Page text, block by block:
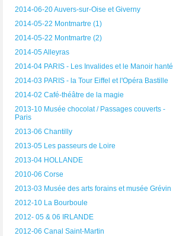
2014-06-20 Auvers-sur-Oise et Giverny
2014-05-22 Montmartre (1)
2014-05-22 Montmartre (2)
2014-05 Alleyras
2014-04 PARIS - Les Invalides et le Manoir hanté
2014-03 PARIS - la Tour Eiffel et l'Opéra Bastille
2014-02 Café-théâtre de la magie
2013-10 Musée chocolat / Passages couverts -
Paris
2013-06 Chantilly
2013-05 Les passeurs de Loire
2013-04 HOLLANDE
2010-06 Corse
2013-03 Musée des arts forains et musée Grévin
2012-10 La Bourboule
2012- 05 & 06 IRLANDE
2012-06 Canal Saint-Martin